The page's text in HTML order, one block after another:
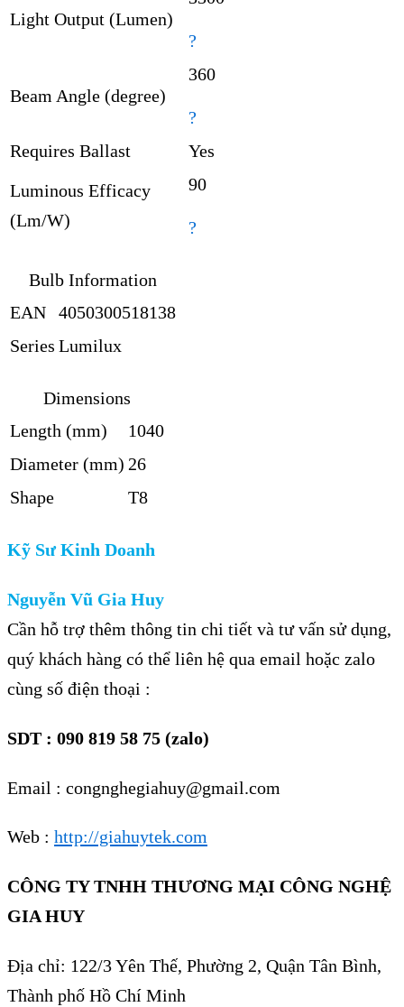
Light Output (Lumen)
?
Beam Angle (degree)
360
?
Requires Ballast
Yes
Luminous Efficacy
(Lm/W)
90
?
Bulb Information
EAN
4050300518138
Series Lumilux
Dimensions
Length (mm)
1040
Diameter (mm) 26
Shape
T8
Kỹ Sư Kinh Doanh
Nguyễn Vũ Gia Huy
Cần hỗ trợ thêm thông tin chi tiết và tư vấn sử dụng,
quý khách hàng có thể liên hệ qua email hoặc zalo
cùng số điện thoại :
SDT : 090 819 58 75 (zalo)
Email : congnghegiahuy@gmail.com
Web : http://giahuytek.com
CÔNG TY TNHH THƯƠNG MẠI CÔNG NGHỆ
GIA HUY
Địa chỉ: 122/3 Yên Thế, Phường 2, Quận Tân Bình,
Thành phố Hồ Chí Minh